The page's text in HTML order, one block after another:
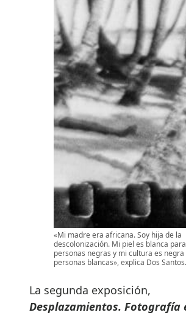
«Mi madre era africana. Soy hija de la
descolonización. Mi piel es blanca
personas negras y mi cultura es negra
personas blancas», explica Dos Santos.
La segunda exposición,
Desplazamientos. Fotografía